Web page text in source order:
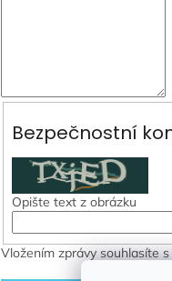
Bezpečnostní
Opište text z obrázku
Vložením zprávy souhlasíte s